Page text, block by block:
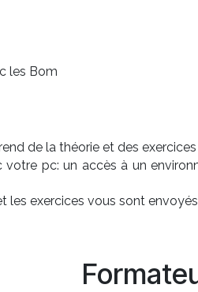
les Bom
de la théorie et des
votre pc: un accès à un
les exercices vous sont